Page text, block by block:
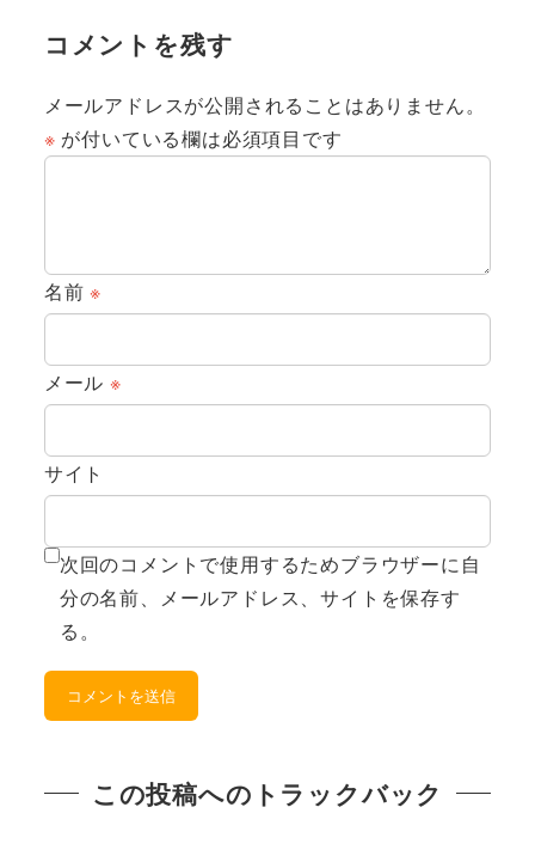
コメントを残す
メールアドレスが公開されることはありません。
※ が付いている欄は必須項目です
名前※
メール ※
サイト
次回のコメントで使用するためブラウザーに自
分の名前、メールアドレス、サイトを保存す
る。
この投稿へのトラックバック